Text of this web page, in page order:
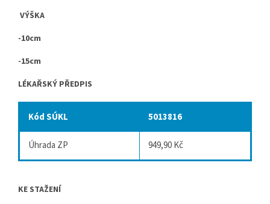
VÝŠKA
-10cm
-15cm
LÉKAŘSKÝ PŘEDPIS
Kód SÚKL 5013816
Úhrada ZP 949,90 Kč
KE STAŽENÍ